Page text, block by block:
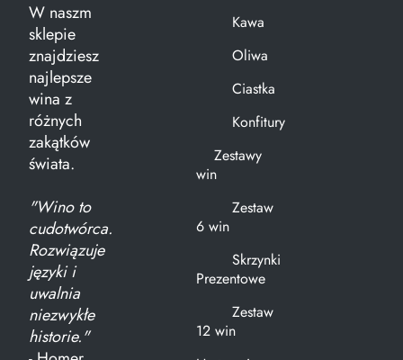
W naszm
sklepie
znajdziesz
najlepsze
wina z
różnych
zakątków
świata.
"Wino to
cudotwórca.
Rozwiązuje
języki i
uwalnia
niezwykłe
historie."
Kawa
Oliwa
Ciastka
Konfitury
Zestawy
win
Zestaw
6 win
Skrzynki
Prezentowe
Zestaw
12 win